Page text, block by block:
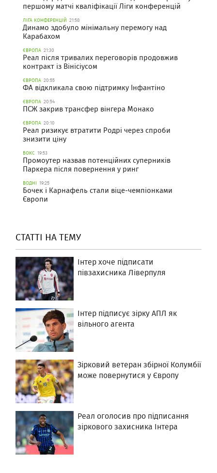
першому матчі кваліфікації Ліги конференцій
ЛІГА КОНФЕРЕНЦІЙ 21:58
Динамо здобуло мінімальну перемогу над
Карабахом
ЄВРОПА 21:30
Реал після тривалих переговорів продовжив
контракт із Вінісіусом
ЄВРОПА 20:55
ФА відкликала свою підтримку Інфантіно
ЄВРОПА 20:54
ПСЖ закрив трансфер вінгера Монако
ЄВРОПА 20:10
Реал ризикує втратити Родрі через спроби
знизити ціну
БОКС 19:53
Промоутер назвав потенційних суперників
Паркера після повернення у ринг
ВОДНІ 19:25
Бочек і Карнафель стали віце-чемпіонками
Європи
СТАТТІ НА ТЕМУ
Інтер хоче підписати
півзахисника Ліверпуля
Інтер підписує зірку АПЛ як
вільного агента
Зірковий ветеран збірної Колумбії
може повернутися у Європу
Реал оголосив про підписання
зіркового захисника Інтера